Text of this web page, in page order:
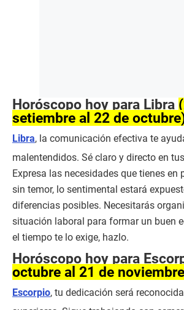
Horóscopo hoy para Libra
setiembre al 22 de
Libra, la comunicación efectiva te
malentendidos. Sé claro y directo en
Expresa las necesidades que tienes en
sin temor, lo sentimental estará
diferencias posibles. Necesitarás
situación laboral para formar un buen
el tiempo te lo exige, hazlo.
Horóscopo hoy para
octubre al 21 de
Escorpio, tu dedicación será